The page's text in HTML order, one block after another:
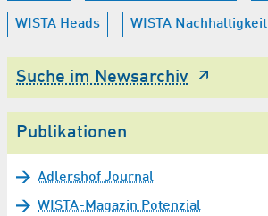
WISTA Heads WISTA Nachhaltigkeit
Suche im Newsarchiv
Publikationen
Adlershof Journal
WISTA-Magazin Potenzial